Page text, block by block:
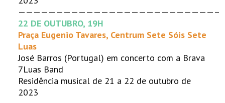
——————————————————————————–
22 DE OUTUBRO, 19H
Praça Eugenio Tavares, Centrum Sete Sóis Sete
Luas
José Barros (Portugal) em concerto com a Brava
7Luas Band
Residência musical de 21 a 22 de outubro de
2023